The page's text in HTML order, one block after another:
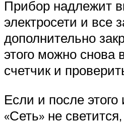
Прибор надлежит
электросети и все
дополнительно
этого можно снова
счетчик и
Если и после этого
«Сеть» не